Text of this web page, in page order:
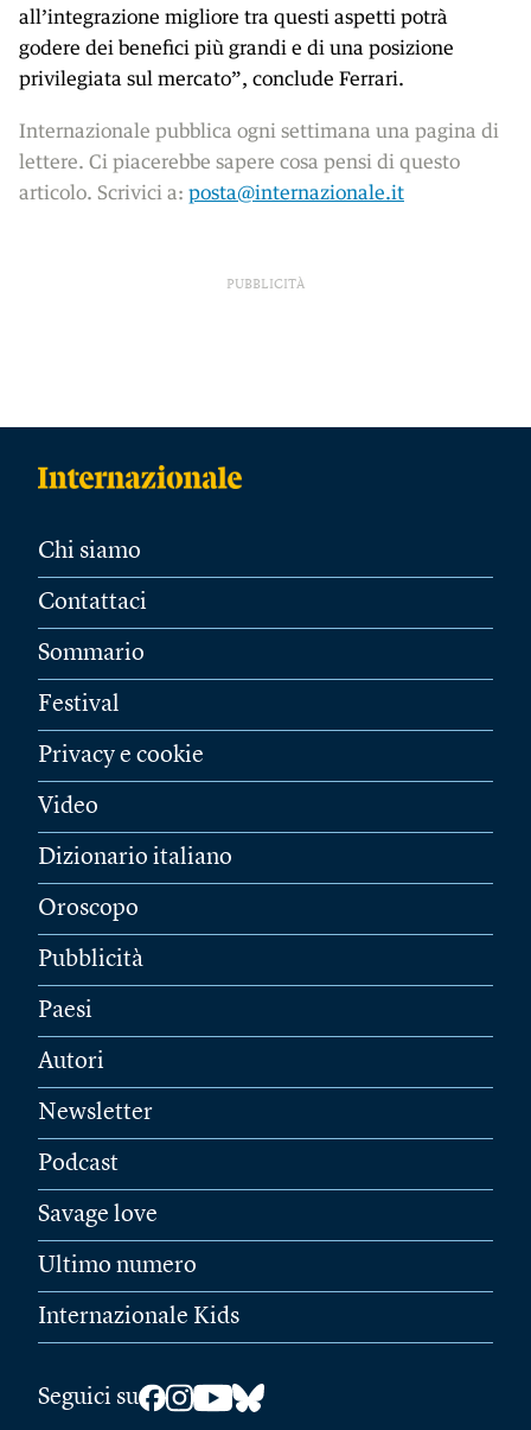
all’integrazione migliore tra questi aspetti potrà
godere dei benefici più grandi e di una posizione
privilegiata sul mercato”, conclude Ferrari.
Internazionale pubblica ogni settimana una pagina di
lettere. Ci piacerebbe sapere cosa pensi di questo
articolo. Scrivici a: posta@internazionale.it
PUBBLICITÀ
Chi siamo
Contattaci
Sommario
Festival
Privacy e cookie
Video
Dizionario italiano
Oroscopo
Pubblicità
Paesi
Autori
Newsletter
Podcast
Savage love
Ultimo numero
Internazionale Kids
Seguici su